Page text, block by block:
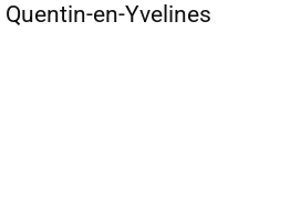
en-Yvelines